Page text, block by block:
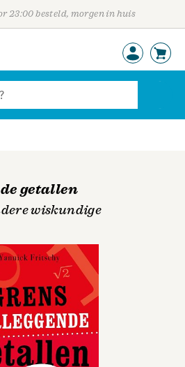
23:00 besteld, morgen in huis
getallen
wiskundige